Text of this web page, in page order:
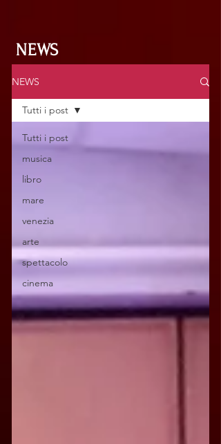
NEWS
NEWS
Tutti i post
musica
libro
mare
venezia
arte
spettacolo
cinema
Tutti i post